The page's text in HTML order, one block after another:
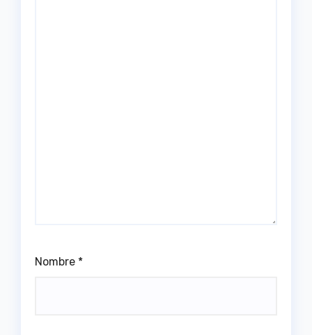
Nombre *